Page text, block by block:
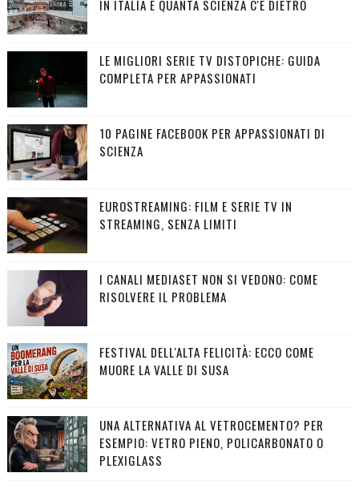
IN ITALIA E QUANTA SCIENZA C'È DIETRO
LE MIGLIORI SERIE TV DISTOPICHE: GUIDA
COMPLETA PER APPASSIONATI
10 PAGINE FACEBOOK PER APPASSIONATI DI
SCIENZA
EUROSTREAMING: FILM E SERIE TV IN
STREAMING, SENZA LIMITI
I CANALI MEDIASET NON SI VEDONO: COME
RISOLVERE IL PROBLEMA
FESTIVAL DELL'ALTA FELICITÀ: ECCO COME
MUORE LA VALLE DI SUSA
UNA ALTERNATIVA AL VETROCEMENTO? PER
ESEMPIO: VETRO PIENO, POLICARBONATO O
PLEXIGLASS